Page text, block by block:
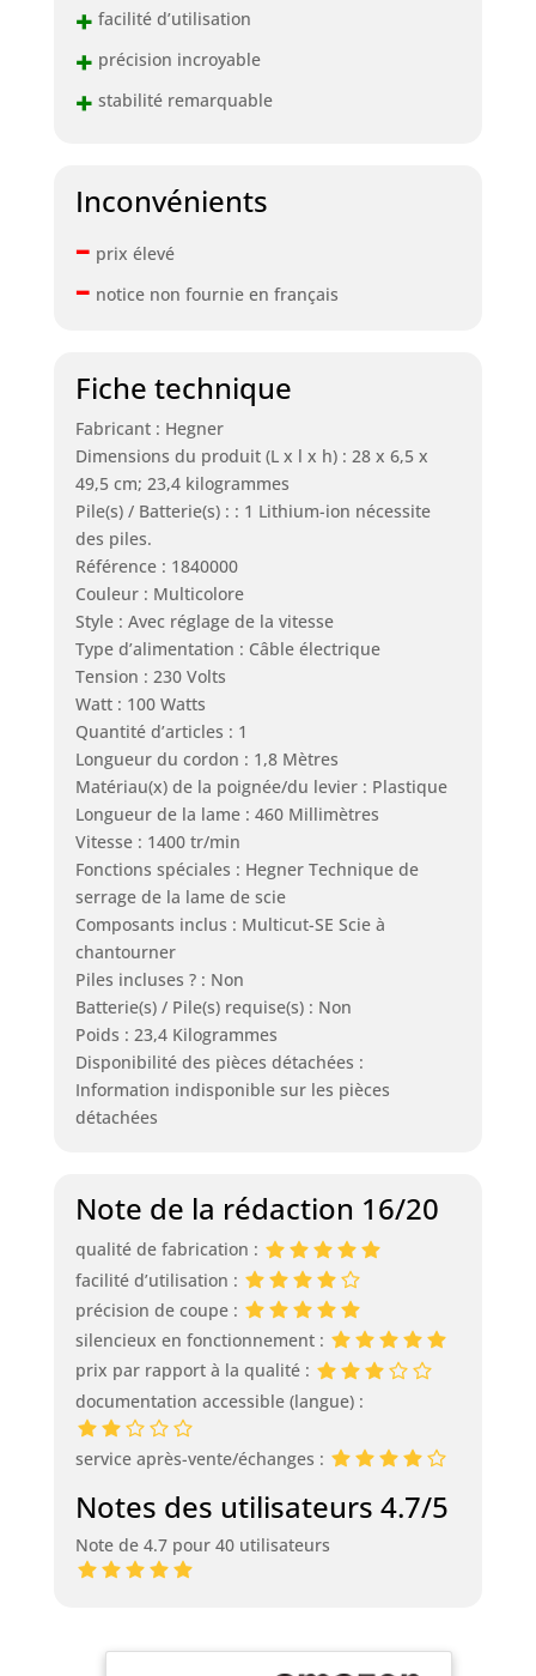
+ facilité d’utilisation
+ précision incroyable
+ stabilité remarquable
Inconvénients
– prix élevé
– notice non fournie en français
Fiche technique
Fabricant : Hegner
Dimensions du produit (L x l x h) : 28 x 6,5 x
49,5 cm; 23,4 kilogrammes
Pile(s) / Batterie(s) : : 1 Lithium-ion nécessite
des piles.
Référence : 1840000
Couleur : Multicolore
Style : Avec réglage de la vitesse
Type d’alimentation : Câble électrique
Tension : 230 Volts
Watt : 100 Watts
Quantité d’articles : 1
Longueur du cordon : 1,8 Mètres
Matériau(x) de la poignée/du levier : Plastique
Longueur de la lame : 460 Millimètres
Vitesse : 1400 tr/min
Fonctions spéciales : Hegner Technique de
serrage de la lame de scie
Composants inclus : Multicut-SE Scie à
chantourner
Piles incluses ? : Non
Batterie(s) / Pile(s) requise(s) : Non
Poids : 23,4 Kilogrammes
Disponibilité des pièces détachées :
Information indisponible sur les pièces
détachées
Note de la rédaction 16/20
qualité de fabrication :
facilité d’utilisation :
précision de coupe :
silencieux en fonctionnement :
prix par rapport à la qualité :
documentation accessible (langue) :
service après-vente/échanges :
Notes des utilisateurs 4.7/5
Note de 4.7 pour 40 utilisateurs